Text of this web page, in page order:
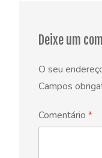
Deixe um
O seu
Campos
Comentário *